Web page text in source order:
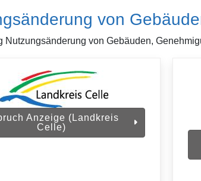
von
Nutzungsänderung von Gebäuden,
Anzeige (Landkreis
Celle)